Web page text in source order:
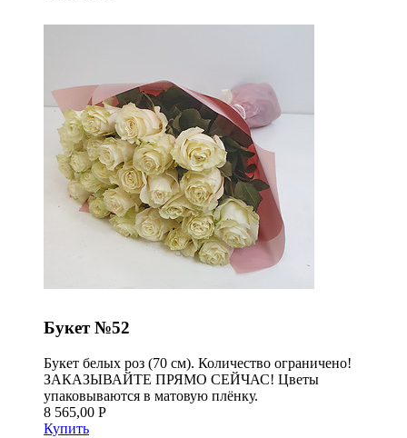
Букет №52
Букет белых роз (70 см). Количество ограничено!
ЗАКАЗЫВАЙТЕ ПРЯМО СЕЙЧАС! Цветы
упаковываются в матовую плёнку.
8 565,00 Р
Купить